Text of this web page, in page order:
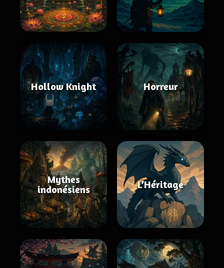
Hollow Knight Horreur
Mythes
indonésiens
L’Héritage